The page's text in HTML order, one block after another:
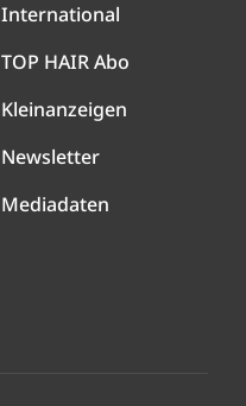
International
TOP HAIR Abo
Kleinanzeigen
Newsletter
Mediadaten